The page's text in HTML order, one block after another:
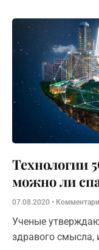
Технологии
можно ли
07.08.2020
Ученые
здравого смысла,